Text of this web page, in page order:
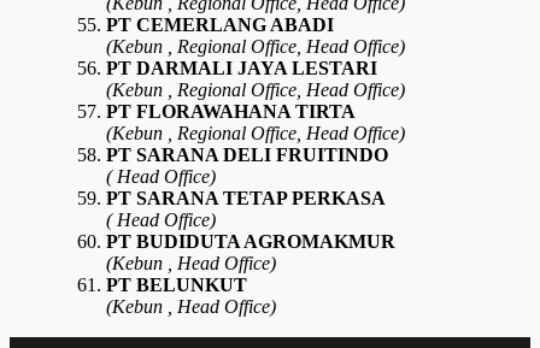
PT CEMERLANG ABADI
(Kebun , Regional Office, Head Office)
PT DARMALI JAYA LESTARI
(Kebun , Regional Office, Head Office)
PT FLORAWAHANA TIRTA
(Kebun , Regional Office, Head Office)
PT SARANA DELI FRUITINDO
( Head Office)
PT SARANA TETAP PERKASA
( Head Office)
PT BUDIDUTA AGROMAKMUR
(Kebun , Head Office)
PT BELUNKUT
(Kebun , Head Office)